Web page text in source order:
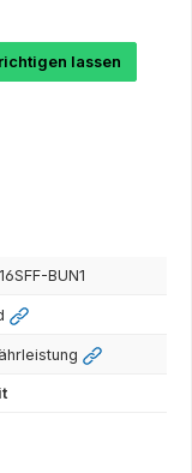
lassen
BUN1